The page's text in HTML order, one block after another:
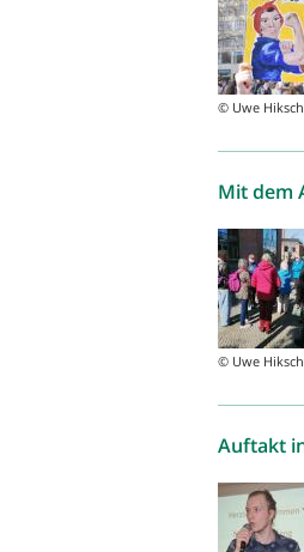
© Uwe Hiksch
Mit dem
© Uwe Hiksch
Auftakt